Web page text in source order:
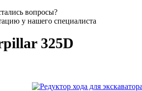
вопросы?
у нашего специалиста
325D